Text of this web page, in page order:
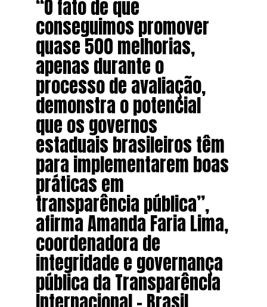
“O fato de que
conseguimos promover
quase 500 melhorias,
apenas durante o
processo de avaliação,
demonstra o potencial
que os governos
estaduais brasileiros têm
para implementarem boas
práticas em
transparência pública”,
afirma Amanda Faria Lima,
coordenadora de
integridade e governança
pública da Transparência